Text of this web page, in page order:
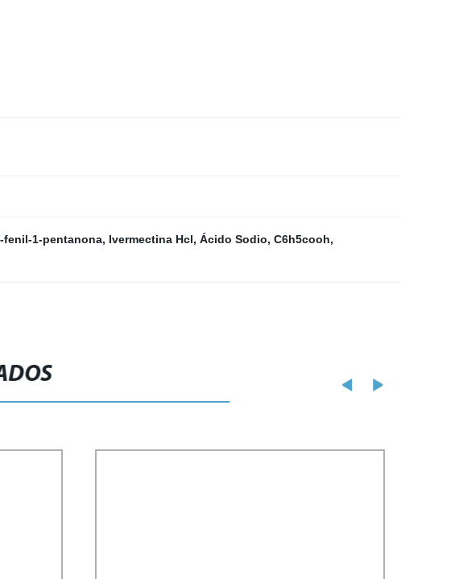
fenil-1-pentanona, Ivermectina Hcl, Ácido Sodio, C6h5cooh,